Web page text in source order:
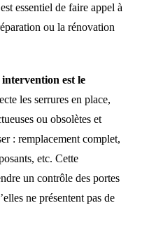
essentiel de faire appel à
ou la rénovation
est le
les serrures en place,
ou obsolètes et
: remplacement complet,
etc. Cette
un contrôle des portes
ne présentent pas de